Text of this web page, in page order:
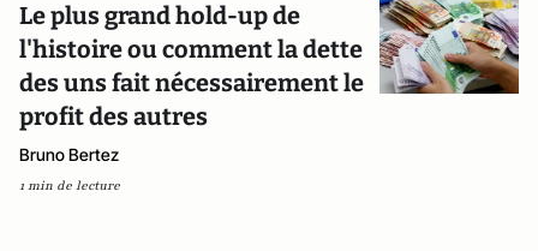
Le plus grand hold-up de
l'histoire ou comment la dette
des uns fait nécessairement le
profit des autres
Bruno Bertez
1 min de lecture